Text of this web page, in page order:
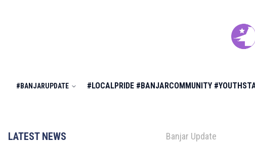
#BANJARUPDATE #LOCALPRIDE #BANJARCOMMUNITY
LATEST NEWS Banjar Update